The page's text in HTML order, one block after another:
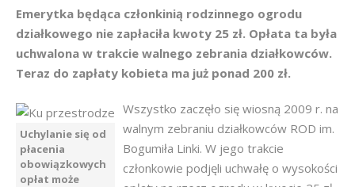
Emerytka będąca członkinią rodzinnego ogrodu
działkowego nie zapłaciła kwoty 25 zł. Opłata ta była
uchwalona w trakcie walnego zebrania działkowców.
Teraz do zapłaty kobieta ma już ponad 200 zł.
Uchylanie się od
płacenia
obowiązkowych
opłat może
Wszystko zaczęło się wiosną 2009 r. na
walnym zebraniu działkowców ROD im.
Bogumiła Linki. W jego trakcie
członkowie podjęli uchwałę o wysokości